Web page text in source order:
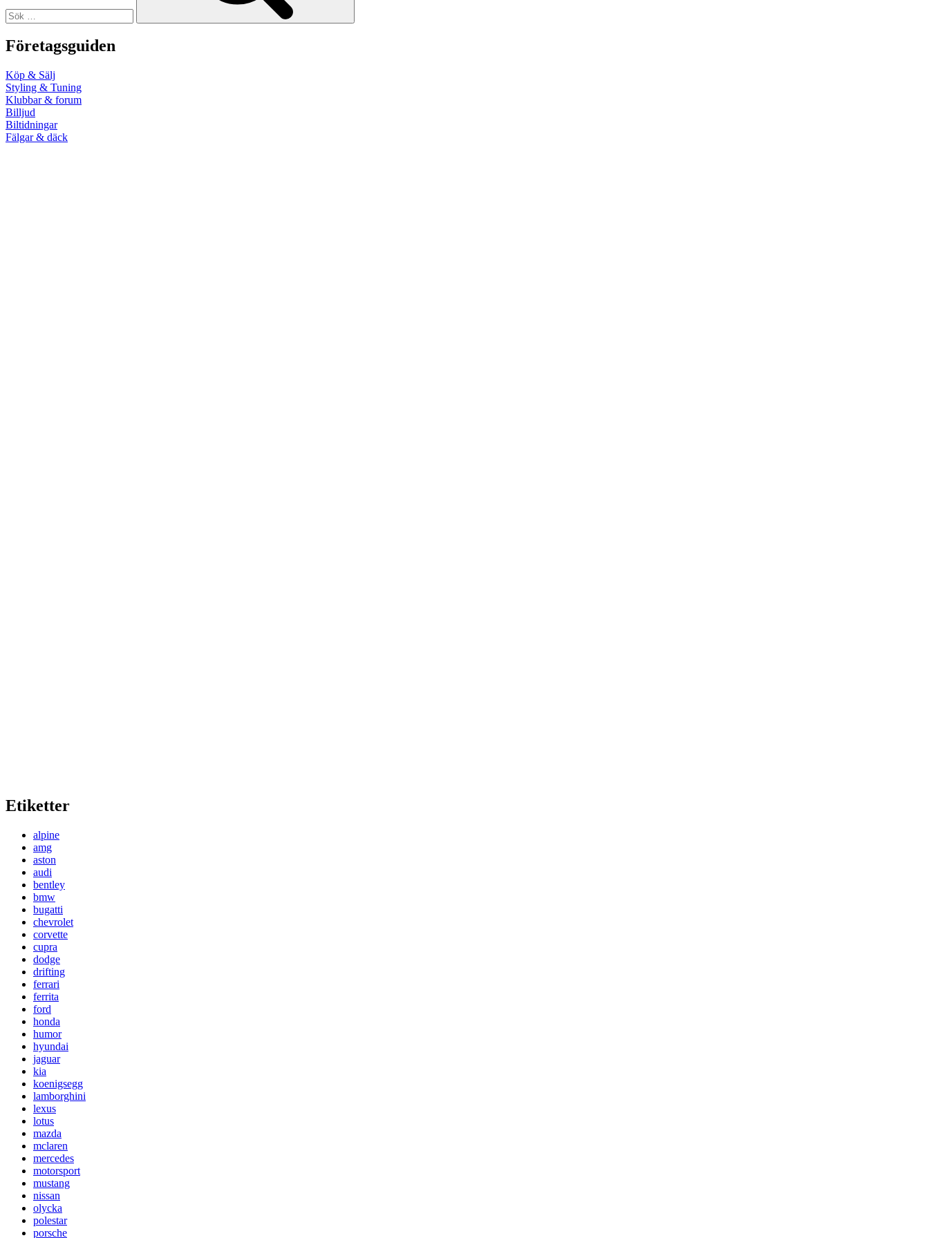
Företagsguiden
Köp & Sälj
Styling & Tuning
Klubbar & forum
Billjud
Biltidningar
Fälgar & däck
Etiketter
alpine
amg
aston
audi
bentley
bmw
bugatti
chevrolet
corvette
cupra
dodge
drifting
ferrari
ferrita
ford
honda
humor
hyundai
jaguar
kia
koenigsegg
lamborghini
lexus
lotus
mazda
mclaren
mercedes
motorsport
mustang
nissan
olycka
polestar
porsche